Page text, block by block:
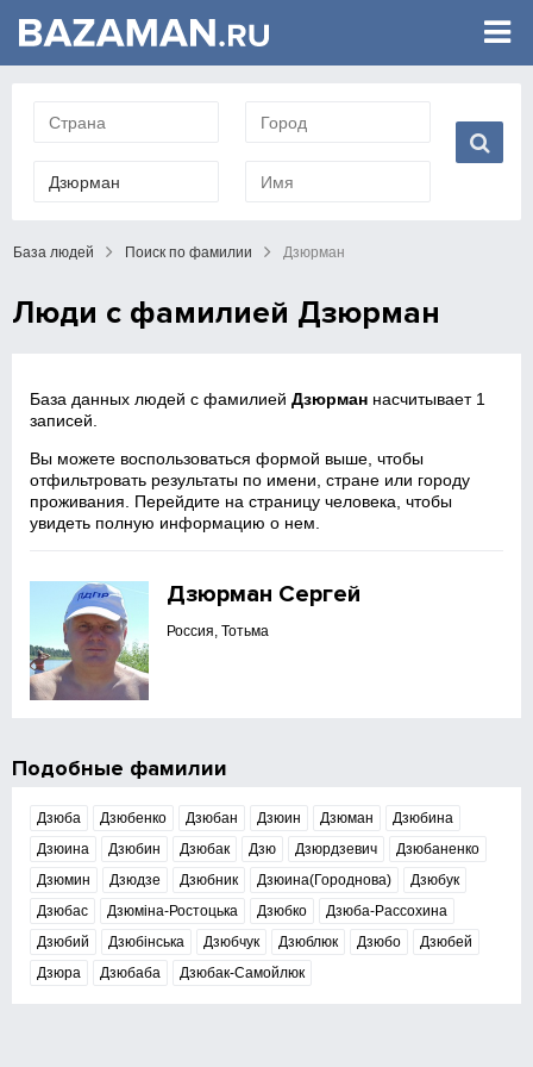
База людей Поиск по фамилии Дзюрман
Люди с фамилией Дзюрман
База данных людей с фамилиейДзюрман насчитывает 1
записей.
Вы можете воспользоваться формой выше, чтобы
отфильтровать результаты по имени, стране или городу
проживания. Перейдите на страницу человека, чтобы
увидеть полную информацию о нем.
Дзюрман Сергей
Россия, Тотьма
Подобные фамилии
Дзюба Дзюбенко Дзюбан Дзюин Дзюман
Дзюбина
Дзюина
Дзюбин Дзюбак Дзю Дзюрдзевич
Дзюбаненко
Дзюмин
Дзюдзе Дзюбник Дзюина(Городнова)
Дзюбук
Дзюбас
Дзюміна-Ростоцька Дзюбко
Дзюба-Рассохина
Дзюбий
Дзюбінська Дзюбчук Дзюблюк Дзюбо
Дзюбей
Дзюра
Дзюбаба Дзюбак-Самойлюк